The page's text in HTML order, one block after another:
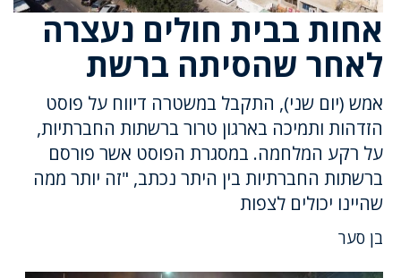
אחות בבית חולים נעצרה
לאחר שהסיתה ברשת
אמש (יום שני), התקבל במשטרה דיווח על פוסט
הזדהות ותמיכה בארגון טרור ברשתות החברתיות,
על רקע המלחמה. במסגרת הפוסט אשר פורסם
ברשתות החברתיות בין היתר נכתב, "זה יותר ממה
שהיינו יכולים לצפות
בן סער